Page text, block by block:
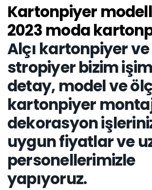
Kartonpiyer
2023 moda
Alçı kartonpiyer ve
stropiyerbizim
detay, model ve
kartonpiyer
dekorasyon
uygun fiyatlar ve
personellerimizle
yapıyoruz.